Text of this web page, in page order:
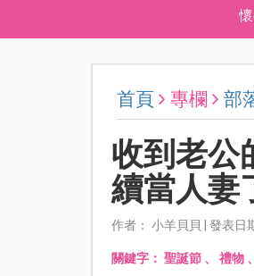
首頁 專欄 部
收到老公
續當人妻
作者： 小羊貝貝 | 發表日
關鍵字： 聖誕節、 禮物、